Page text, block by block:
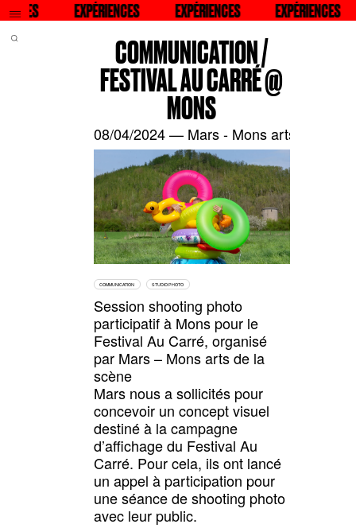
EXPÉRIENCES EXPÉRIENCES EXPÉRIENCES
RECHERCHER RECHERCHER RECHERCHER
COMMUNICATION /
FESTIVAL AU CARRÉ @
MONS
08/04/2024 — Mars - Mons arts de la
COMMUNICATION STUDIO PHOTO
Session shooting photo
participatif à Mons pour le
Festival Au Carré, organisé
par Mars – Mons arts de la
scène
Mars nous a sollicités pour
concevoir un concept visuel
destiné à la campagne
d’affichage du Festival Au
Carré. Pour cela, ils ont lancé
un appel à participation pour
une séance de shooting photo
avec leur public.